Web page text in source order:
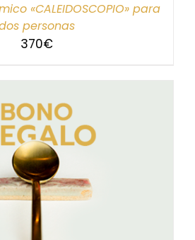
«CALEIDOSCOPIO» para
personas
370€